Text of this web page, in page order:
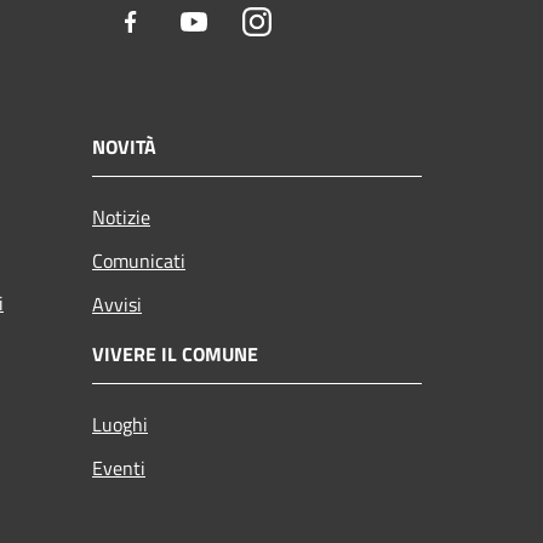
Facebook YoutubeInstagram
NOVITÀ
Notizie
Comunicati
Avvisi
VIVERE IL COMUNE
Luoghi
Eventi